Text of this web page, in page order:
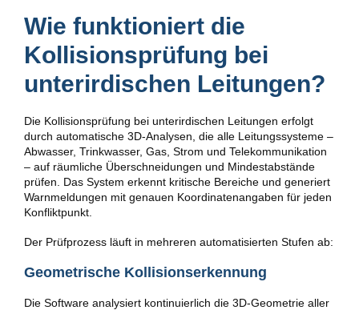
Wie funktioniert die
Kollisionsprüfung bei
unterirdischen Leitungen?
Die Kollisionsprüfung bei unterirdischen Leitungen erfolgt
durch automatische 3D-Analysen, die alle Leitungssysteme –
Abwasser, Trinkwasser, Gas, Strom und Telekommunikation
– auf räumliche Überschneidungen und Mindestabstände
prüfen. Das System erkennt kritische Bereiche und generiert
Warnmeldungen mit genauen Koordinatenangaben für jeden
Konfliktpunkt.
Der Prüfprozess läuft in mehreren automatisierten Stufen ab:
Geometrische Kollisionserkennung
Die Software analysiert kontinuierlich die 3D-Geometrie aller